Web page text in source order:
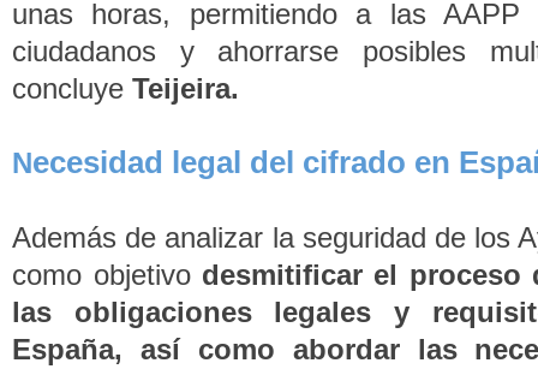
unas horas, permitiendo a las
ciudadanos y ahorrarse posibles
concluyeTeijeira.
Necesidad legal del cifrado en
Además de analizar la seguridad de los
como objetivo desmitificar el proceso
las obligaciones legales y
España, así como abordar las